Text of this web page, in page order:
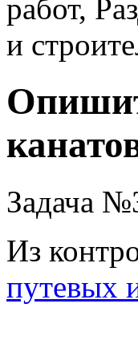
работ,
и
Задача
Из
путевых